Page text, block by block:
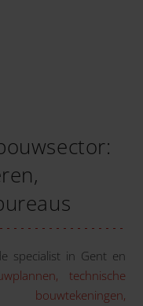
specialist in Gent en
technische
bouwtekeningen,